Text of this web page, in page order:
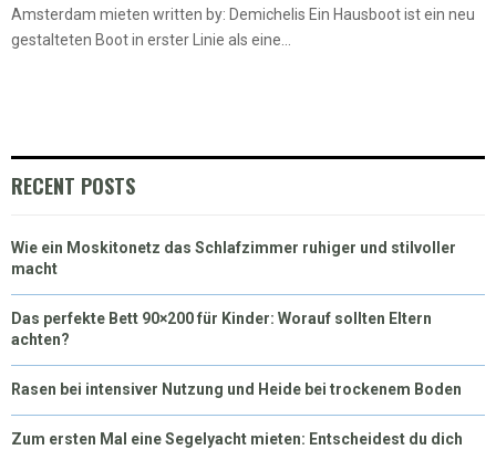
Amsterdam mieten written by: Demichelis Ein Hausboot ist ein neu
gestalteten Boot in erster Linie als eine...
RECENT POSTS
Wie ein Moskitonetz das Schlafzimmer ruhiger und stilvoller
macht
Das perfekte Bett 90×200 für Kinder: Worauf sollten Eltern
achten?
Rasen bei intensiver Nutzung und Heide bei trockenem Boden
Zum ersten Mal eine Segelyacht mieten: Entscheidest du dich